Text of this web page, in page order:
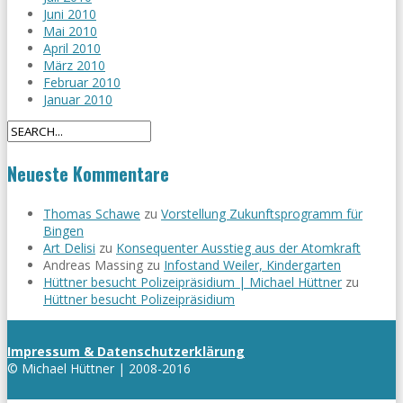
Juni 2010
Mai 2010
April 2010
März 2010
Februar 2010
Januar 2010
Neueste Kommentare
Thomas Schawe zu Vorstellung Zukunftsprogramm für
Bingen
Art Delisi zu Konsequenter Ausstieg aus der Atomkraft
Andreas Massing zu Infostand Weiler, Kindergarten
Hüttner besucht Polizeipräsidium | Michael Hüttner zu
Hüttner besucht Polizeipräsidium
Impressum & Datenschutzerklärung
© Michael Hüttner | 2008-2016